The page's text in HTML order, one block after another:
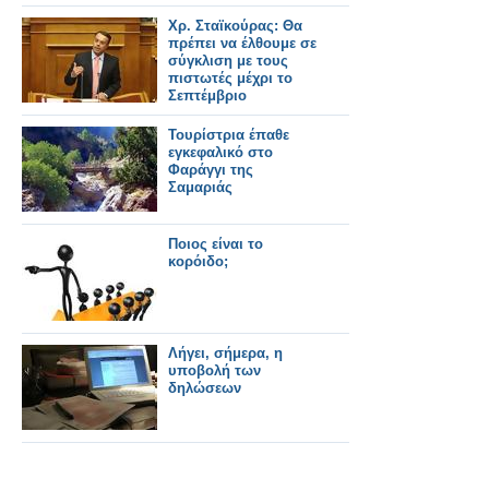
Χρ. Σταϊκούρας: Θα
πρέπει να έλθουμε σε
σύγκλιση με τους
πιστωτές μέχρι το
Σεπτέμβριο
Τουρίστρια έπαθε
εγκεφαλικό στο
Φαράγγι της
Σαμαριάς
Ποιος είναι το
κορόιδο;
Λήγει, σήμερα, η
υποβολή των
δηλώσεων